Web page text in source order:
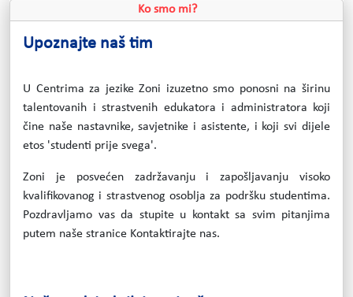
Ko smo mi?
Upoznajte naš tim
U Centrima za jezike Zoni izuzetno smo ponosni na širinu
talentovanih i strastvenih edukatora i administratora koji
čine naše nastavnike, savjetnike i asistente, i koji svi dijele
etos 'studenti prije svega'.
Zoni je posvećen zadržavanju i zapošljavanju visoko
kvalifikovanog i strastvenog osoblja za podršku studentima.
Pozdravljamo vas da stupite u kontakt sa svim pitanjima
putem naše stranice Kontaktirajte nas.